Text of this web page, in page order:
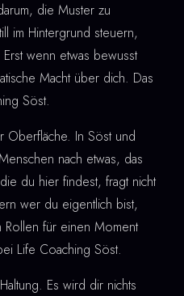
die Muster zu
im Hintergrund steuern,
wenn etwas bewusst
Macht über dich. Das
Söst.
Oberfläche. In Söst und
nach etwas, das
du hier findest, fragt nicht
wer du eigentlich bist,
für einen Moment
Life Coaching Söst.
Es wird dir nichts